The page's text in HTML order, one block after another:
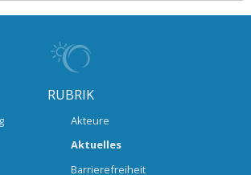
RUBRIK
Akteure
Aktuelles
Barrierefreiheit